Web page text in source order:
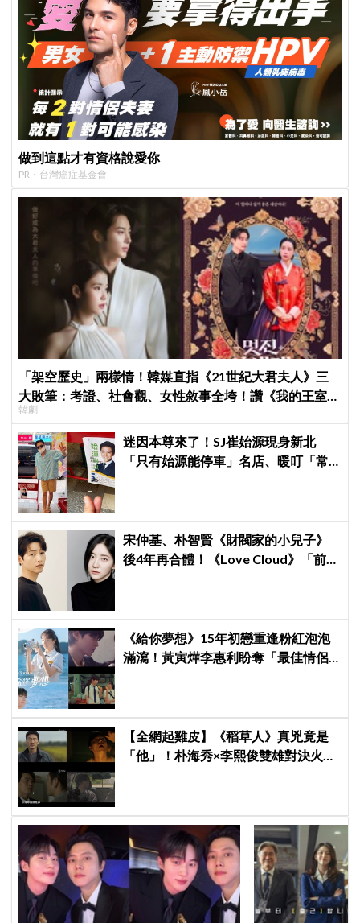
做到這點才有資格說愛你
PR・台灣癌症基金會
「架空歷史」兩樣情！韓媒直指《21世紀大君夫人》三
大敗筆：考證、社會觀、女性敘事全垮！讚《我的王室死
對頭》諷刺到位
韓劇
迷因本尊來了！SJ崔始源現身新北
「只有始源能停車」名店、暖叮「常
宋仲基、朴智賢《財閥家的小兒子》
後4年再合體！《Love Cloud》「前任
《給你夢想》15年初戀重逢粉紅泡泡
滿瀉！黃寅燁李惠利盼奪「最佳情侶
【全網起雞皮】《稻草人》真兇竟是
「他」！朴海秀×李熙俊雙雄對決火花